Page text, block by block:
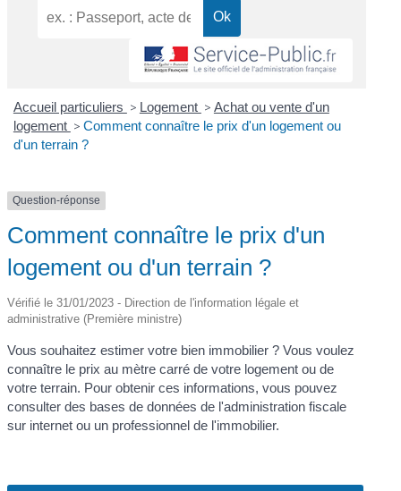
Accueil particuliers > Logement > Achat ou vente d'un
logement > Comment connaître le prix d'un logement ou
d'un terrain ?
Question-réponse
Comment connaître le prix d'un
logement ou d'un terrain ?
Vérifié le 31/01/2023 - Direction de l'information légale et
administrative (Première ministre)
Vous souhaitez estimer votre bien immobilier ? Vous voulez
connaître le prix au mètre carré de votre logement ou de
votre terrain. Pour obtenir ces informations, vous pouvez
consulter des bases de données de l'administration fiscale
sur internet ou un professionnel de l'immobilier.